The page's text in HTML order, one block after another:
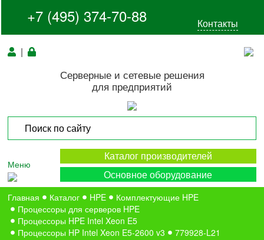
+7 (495) 374-70-88 Контакты
|
Серверные и сетевые решения
для предприятий
Меню
Каталог производителей
Основное оборудование
Главная Каталог HPE
Комплектующие HPE
Процессоры для серверов HPE
Процессоры HPE Intel Xeon E5
Процессоры HP Intel Xeon E5-2600 v3
779928-L21